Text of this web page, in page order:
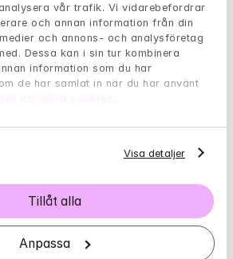
vår trafik. Vi vidarebefordrar
och annan information från din
och annons- och analysföretag
Dessa kan i sin tur kombinera
information som du har
de har samlat in när du har använt
Visa detaljer
Tillåt alla
Anpassa
posttraumatiskt
eller komplexa
de barndomsupplevelser som
mardrömmar och
beredskap för fara - kan
och relationerna.
sig fysiskt genom
Kroppen bär på den ständiga
överaktivt alarmsystem.
behövs